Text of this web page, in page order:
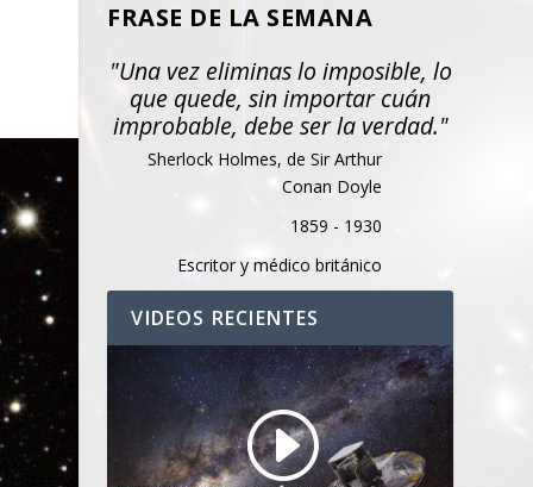
FRASE DE LA SEMANA
"Una vez eliminas lo imposible, lo
que quede, sin importar cuán
improbable, debe ser la verdad."
Sherlock Holmes, de Sir Arthur
Conan Doyle
1859 - 1930
Escritor y médico británico
VIDEOS RECIENTES